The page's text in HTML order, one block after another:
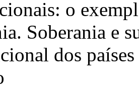
o
Soberania e
dos